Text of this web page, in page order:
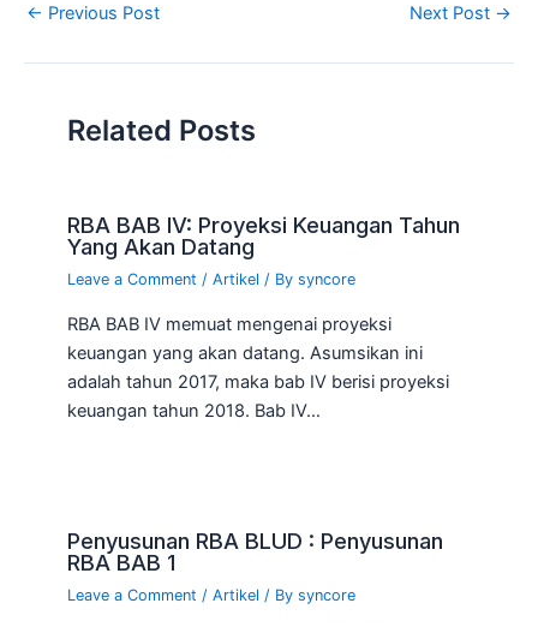
← Previous Post Next Post →
Related Posts
RBA BAB IV: Proyeksi Keuangan Tahun
Yang Akan Datang
Leave a Comment /Artikel / Bysyncore
RBA BAB IV memuat mengenai proyeksi
keuangan yang akan datang. Asumsikan ini
adalah tahun 2017, maka bab IV berisi proyeksi
keuangan tahun 2018. Bab IV…
Penyusunan RBA BLUD : Penyusunan
RBA BAB 1
Leave a Comment /Artikel / Bysyncore